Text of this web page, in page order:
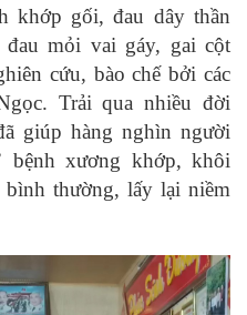
khớp gối, đau dây thần
mỏi vai gáy, gai cột
cứu, bào chế bởi các
Trải qua nhiều đời
giúp hàng nghìn người
bệnh xương khớp, khôi
thường, lấy lại niềm